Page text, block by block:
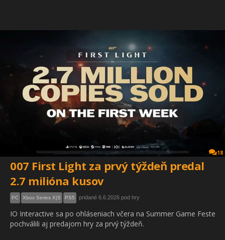
18
007 First Light za prvý týždeň predal
2.7 milióna kusov
PC Xbox Series X|S PS5 pridané 6.6.2026 pod hry
IO Interactive sa po ohláseniach včera na Summer Game Feste
pochválili aj predajom hry za prvý týždeň.